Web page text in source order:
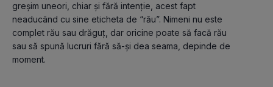
greșim uneori, chiar și fără intenție, acest fapt
neaducând cu sine eticheta de “rău”. Nimeni nu este
complet rău sau drăguț, dar oricine poate să facă rău
sau să spună lucruri fără să-și dea seama, depinde de